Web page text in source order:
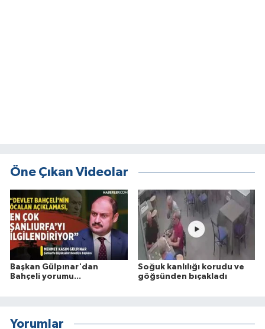
Öne Çıkan Videolar
Başkan Gülpınar'dan
Bahçeli yorumu...
Soğuk kanlılığı korudu ve
göğsünden bıçakladı
Yorumlar